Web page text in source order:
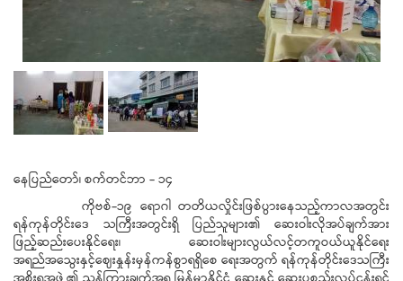
နေပြည်တော်၊ စက်တင်ဘာ - ၁၄
ကိုဗစ်-၁၉ ရောဂါ တတိယလှိုင်းဖြစ်ပွားနေသည့်ကာလအတွင်း
ရန်ကုန်တိုင်းဒေ သကြီးအတွင်းရှိ ပြည်သူများ၏ ဆေးဝါးလိုအပ်ချက်အား
ဖြည့်ဆည်းပေးနိုင်ရေး၊ ဆေးဝါးများလွယ်လင့်တကူဝယ်ယူနိုင်ရေး
အရည်အသွေးနှင့်ဈေးနှုန်းမှန်ကန်စွာရရှိစေ ရေးအတွက် ရန်ကုန်တိုင်းဒေသကြီး